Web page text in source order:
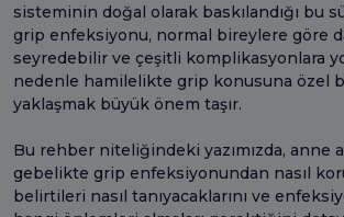
sisteminin doğal olarak baskılandığı bu
grip enfeksiyonu, normal bireylere göre
seyredebilir ve çeşitli komplikasyonlara
nedenle hamilelikte grip konusuna özel
yaklaşmak büyük önem taşır.
Bu rehber niteliğindeki yazımızda, anne
gebelikte grip enfeksiyonundan nasıl
belirtileri nasıl tanıyacaklarını ve